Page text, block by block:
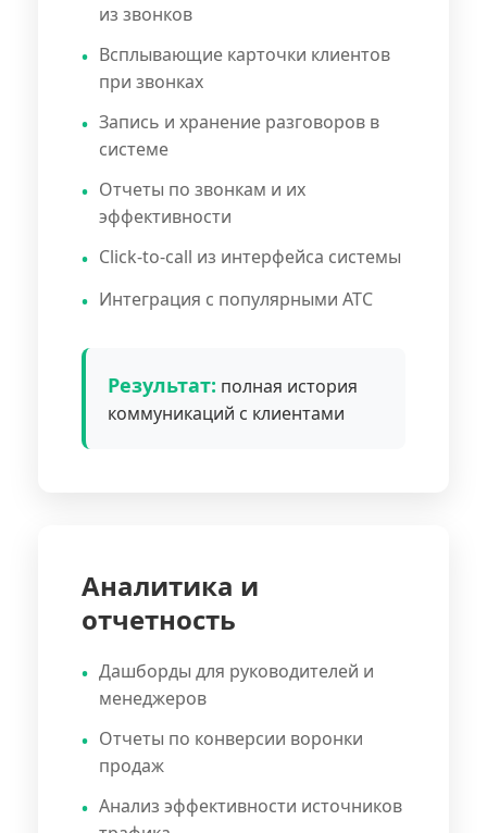
из звонков
Всплывающие карточки клиентов
при звонках
Запись и хранение разговоров в
системе
Отчеты по звонкам и их
эффективности
Click-to-call из интерфейса системы
Интеграция с популярными АТС
Результат: полная история
коммуникаций с клиентами
Аналитика и
отчетность
Дашборды для руководителей и
менеджеров
Отчеты по конверсии воронки
продаж
Анализ эффективности источников